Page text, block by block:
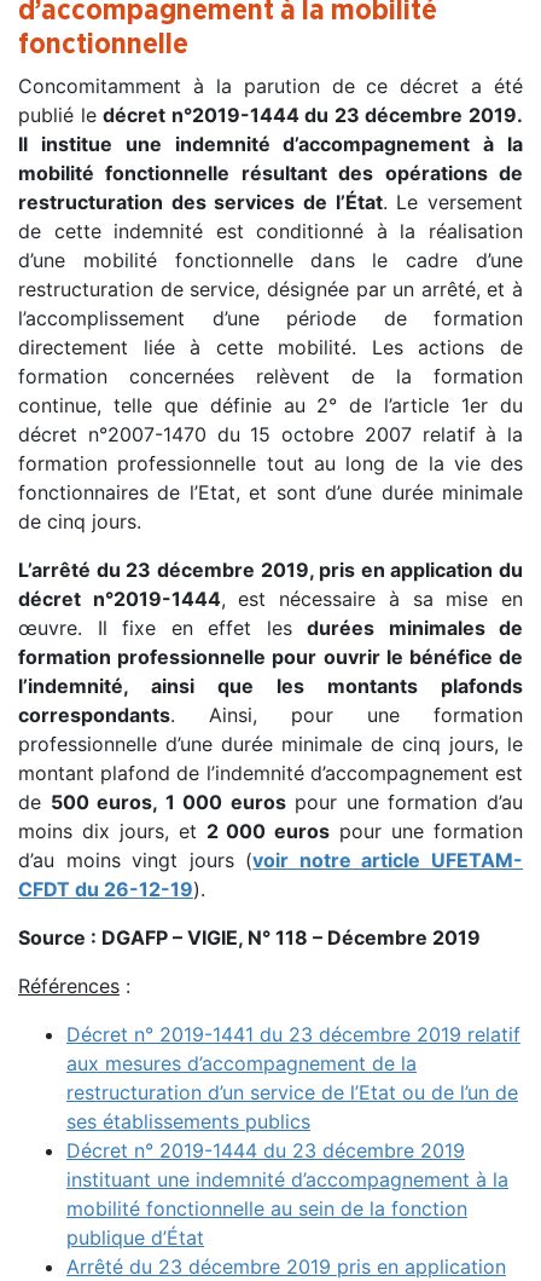
d’accompagnement à la mobilité
fonctionnelle
Concomitamment à la parution de ce décret a été
publié ledécret n°2019-1444 du 23 décembre 2019.
Il institue une indemnité d’accompagnement à la
mobilité fonctionnelle résultant des opérations de
restructuration des services de l’État. Le versement
de cette indemnité est conditionné à la réalisation
d’une mobilité fonctionnelle dans le cadre d’une
restructuration de service, désignée par un arrêté, et à
l’accomplissement d’une période de formation
directement liée à cette mobilité. Les actions de
formation concernées relèvent de la formation
continue, telle que définie au 2° de l’article 1er du
décret n°2007-1470 du 15 octobre 2007 relatif à la
formation professionnelle tout au long de la vie des
fonctionnaires de l’Etat, et sont d’une durée minimale
de cinq jours.
L’arrêté du 23 décembre 2019, pris en application du
décret n°2019-1444, est nécessaire à sa mise en
œuvre. Il fixe en effet les durées minimales de
formation professionnelle pour ouvrir le bénéfice de
l’indemnité, ainsi que les montants plafonds
correspondants. Ainsi, pour une formation
professionnelle d’une durée minimale de cinq jours, le
montant plafond de l’indemnité d’accompagnement est
de 500 euros, 1 000 eurospour une formation d’au
moins dix jours, et 2 000 euros pour une formation
d’au moins vingt jours (voir notre article UFETAM-
CFDT du 26-12-19).
Source : DGAFP – VIGIE, N° 118 – Décembre 2019
Références :
Décret n° 2019-1441 du 23 décembre 2019 relatif
aux mesures d’accompagnement de la
restructuration d’un service de l’Etat ou de l’un de
ses établissements publics
Décret n° 2019-1444 du 23 décembre 2019
instituant une indemnité d’accompagnement à la
mobilité fonctionnelle au sein de la fonction
publique d’État
Arrêté du 23 décembre 2019 pris en application